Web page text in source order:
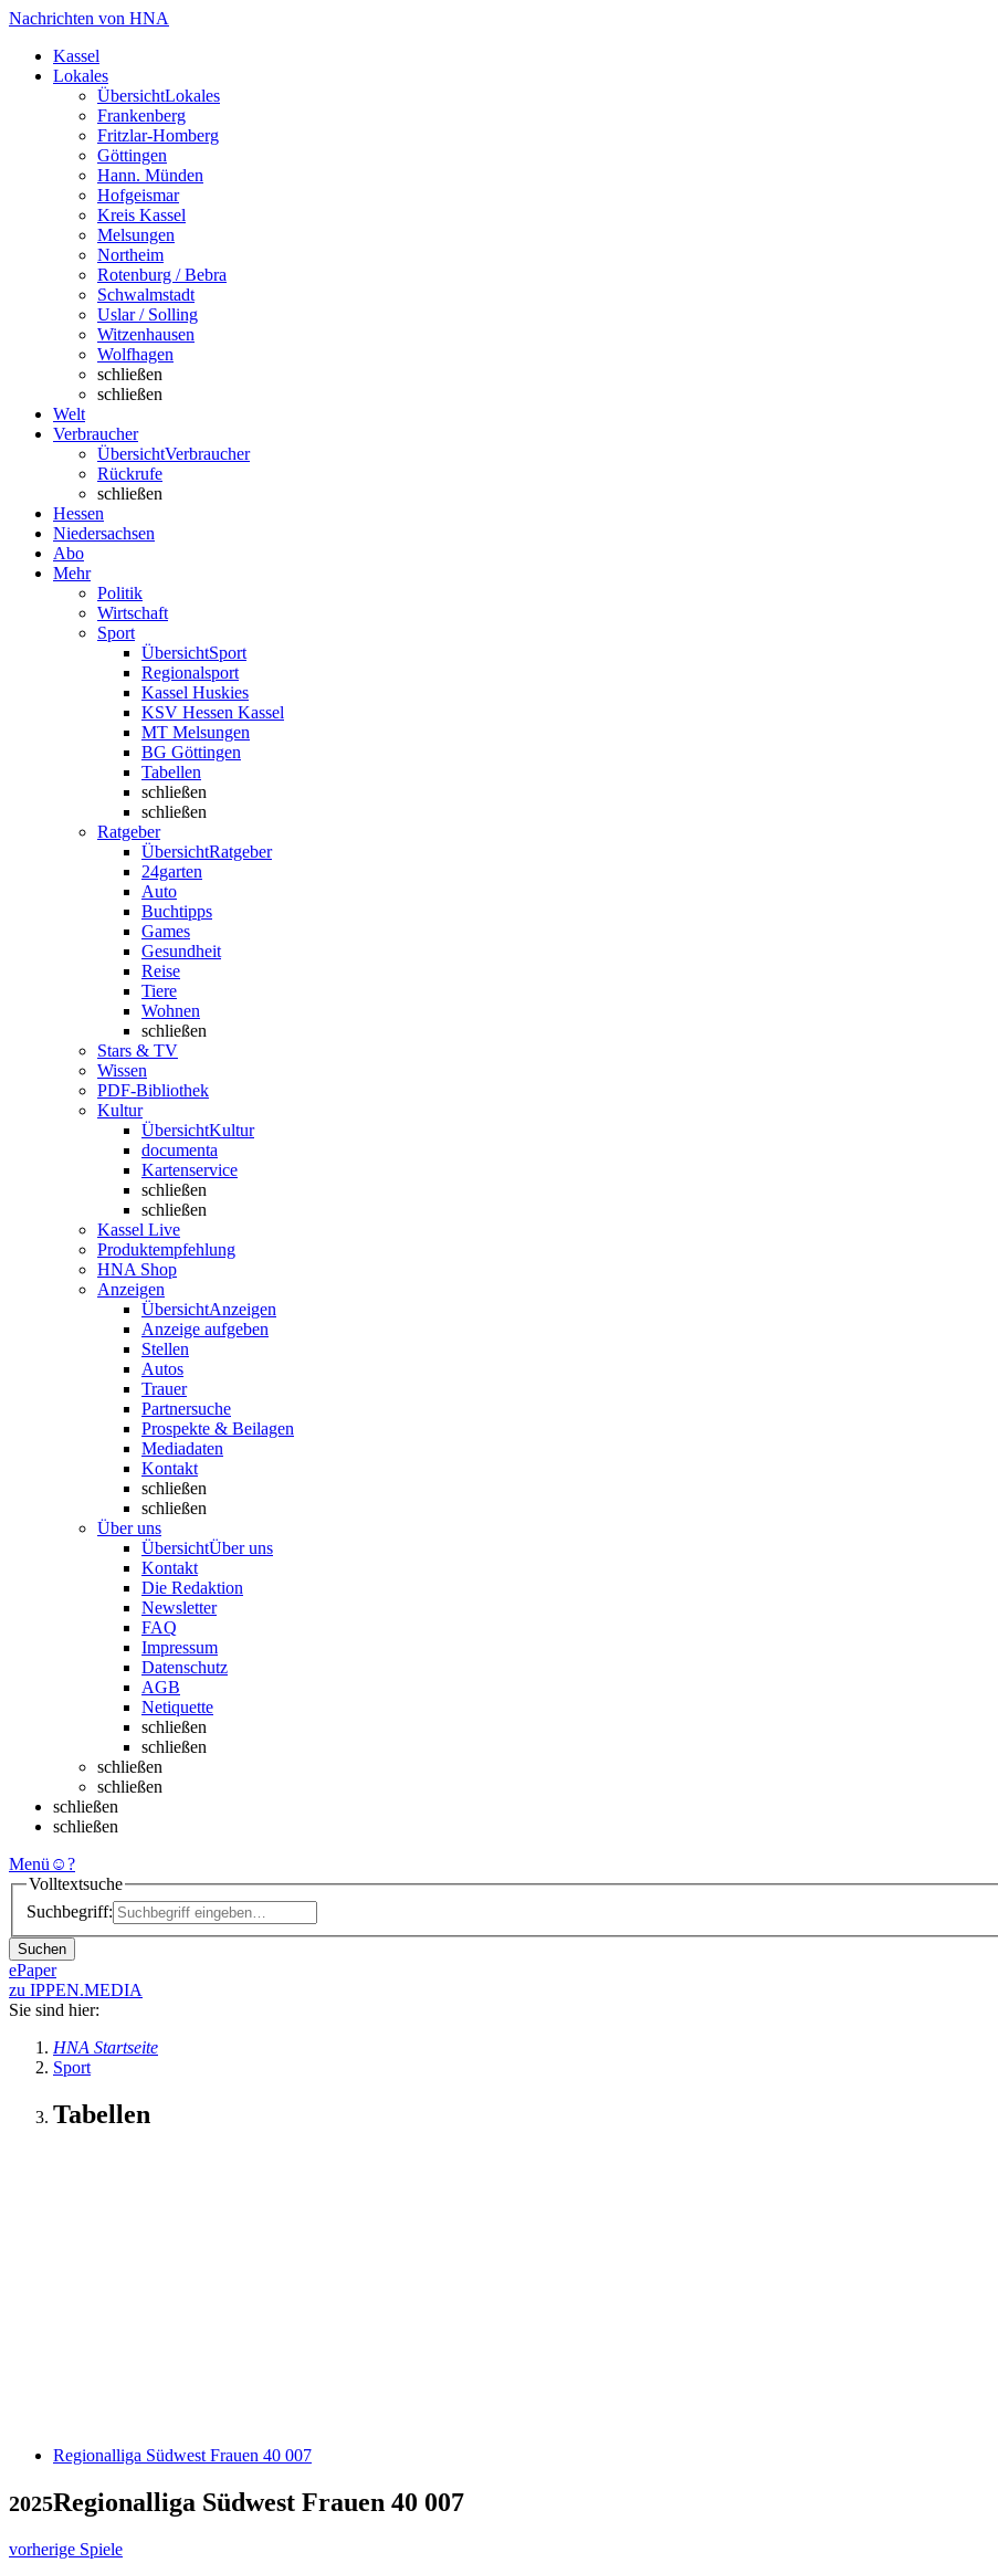
Nachrichten von HNA
Kassel
Lokales
ÜbersichtLokales
Frankenberg
Fritzlar-Homberg
Göttingen
Hann. Münden
Hofgeismar
Kreis Kassel
Melsungen
Northeim
Rotenburg / Bebra
Schwalmstadt
Uslar / Solling
Witzenhausen
Wolfhagen
schließen
schließen
Welt
Verbraucher
ÜbersichtVerbraucher
Rückrufe
schließen
Hessen
Niedersachsen
Abo
Mehr
Politik
Wirtschaft
Sport
ÜbersichtSport
Regionalsport
Kassel Huskies
KSV Hessen Kassel
MT Melsungen
BG Göttingen
Tabellen
schließen
schließen
Ratgeber
ÜbersichtRatgeber
24garten
Auto
Buchtipps
Games
Gesundheit
Reise
Tiere
Wohnen
schließen
Stars & TV
Wissen
PDF-Bibliothek
Kultur
ÜbersichtKultur
documenta
Kartenservice
schließen
schließen
Kassel Live
Produktempfehlung
HNA Shop
Anzeigen
ÜbersichtAnzeigen
Anzeige aufgeben
Stellen
Autos
Trauer
Partnersuche
Prospekte & Beilagen
Mediadaten
Kontakt
schließen
schließen
Über uns
ÜbersichtÜber uns
Kontakt
Die Redaktion
Newsletter
FAQ
Impressum
Datenschutz
AGB
Netiquette
schließen
schließen
schließen
schließen
schließen
schließen
Menü ☺?
Volltextsuche
Suchbegriff:
Suchen
ePaper
zu IPPEN.MEDIA
Sie sind hier:
HNA Startseite
Sport
Tabellen
Regionalliga Südwest Frauen 40 007
2025Regionalliga Südwest Frauen 40 007
vorherige Spiele